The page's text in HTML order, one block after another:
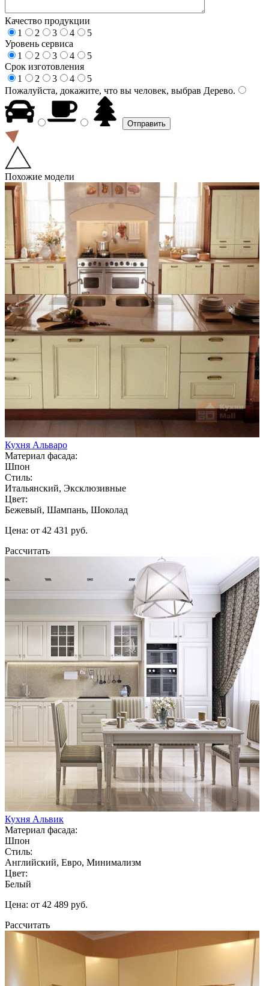
Качество продукции
1
2 3 4
5
Уровень сервиса
1
2 3 4
5
Срок изготовления
1
2 3 4
5
Пожалуйста, докажите, что вы человек, выбрав Дерево.
Похожие модели
Кухня Альваро
Материал фасада:
Шпон
Стиль:
Итальянский, Эксклюзивные
Цвет:
Бежевый, Шампань, Шоколад
Цена: от 42 431 руб.
Рассчитать
Кухня Альвик
Материал фасада:
Шпон
Стиль:
Английский, Евро, Минимализм
Цвет:
Белый
Цена: от 42 489 руб.
Рассчитать